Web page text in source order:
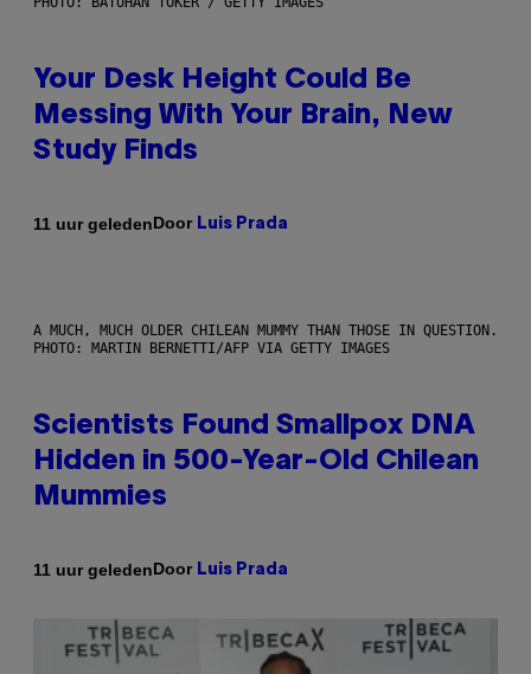
Your Desk Height Could Be
Messing With Your Brain, New
Study Finds
11 uur geledenDoor Luis Prada
A MUCH, MUCH OLDER CHILEAN MUMMY THAN THOSE IN QUESTION.
PHOTO: MARTIN BERNETTI/AFP VIA GETTY IMAGES
Scientists Found Smallpox DNA
Hidden in 500-Year-Old Chilean
Mummies
11 uur geledenDoor Luis Prada